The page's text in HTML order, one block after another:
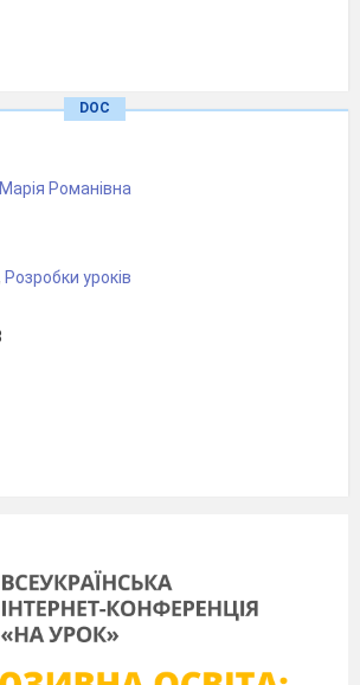
Вчителя історії та правознавства
Марії Романівни
DOC
Романівна
Розробки уроків